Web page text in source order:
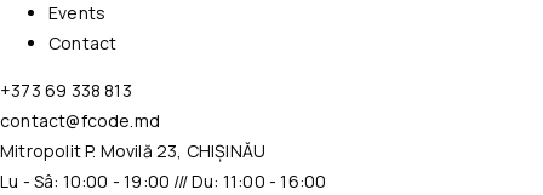
Events
Contact
+373 69 338 813
contact@fcode.md
Mitropolit P. Movilă 23, CHIȘINĂU
Lu - Sâ: 10:00 - 19:00 /// Du: 11:00 - 16:00